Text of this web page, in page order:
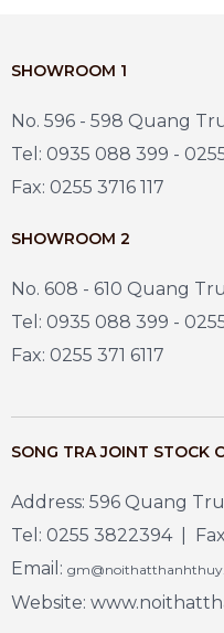
SHOWROOM 1
No. 596 - 598 Quang
Tel: 0935 088 399 -
Fax: 0255 3716 117
SHOWROOM 2
No. 608 - 610 Quang
Tel: 0935 088 399 -
Fax: 0255 371 6117
SONG TRA JOINT STOCK
Address: 596 Quang
Tel: 0255 3822394 |
Email:
Website: